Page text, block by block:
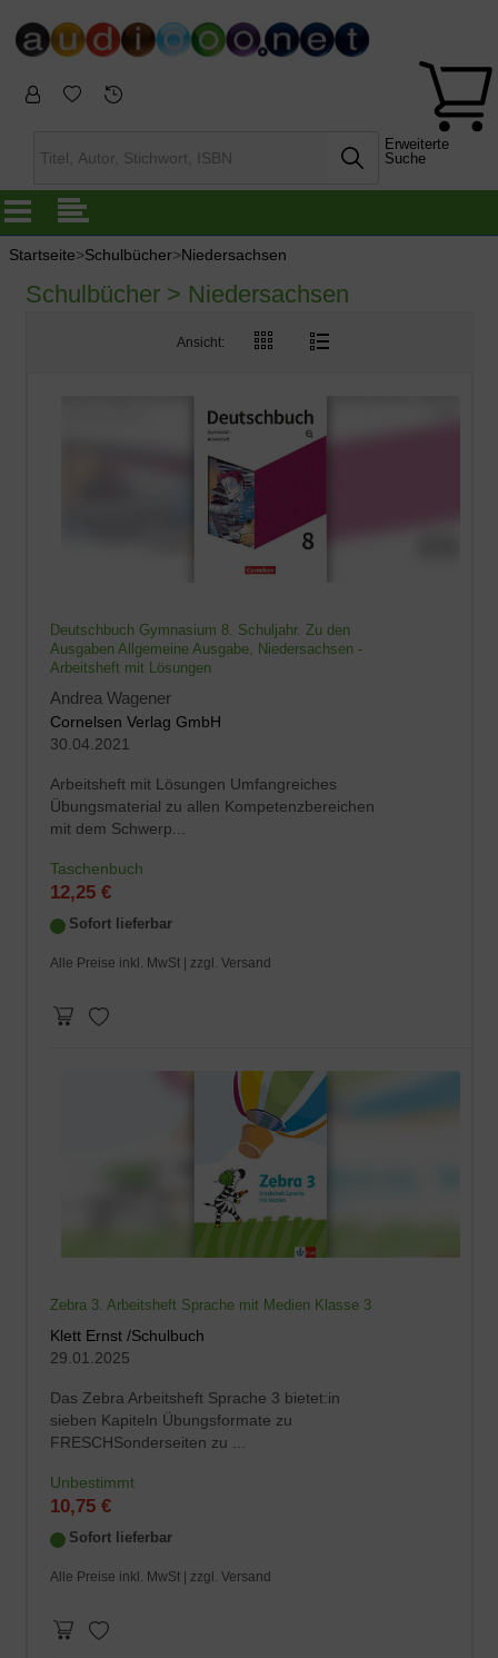
Erweiterte
Suche
Startseite>Schulbücher>Niedersachsen
Schulbücher > Niedersachsen
Ansicht:
Deutschbuch Gymnasium 8. Schuljahr. Zu den
Ausgaben Allgemeine Ausgabe, Niedersachsen -
Arbeitsheft mit Lösungen
Andrea Wagener
Cornelsen Verlag GmbH
30.04.2021
Arbeitsheft mit Lösungen Umfangreiches
Übungsmaterial zu allen Kompetenzbereichen
mit dem Schwerp...
Taschenbuch
12,25 €
Sofort lieferbar
Alle Preise inkl. MwSt | zzgl. Versand
Zebra 3. Arbeitsheft Sprache mit Medien Klasse 3
Klett Ernst /Schulbuch
29.01.2025
Das Zebra Arbeitsheft Sprache 3 bietet:in
sieben Kapiteln Übungsformate zu
FRESCHSonderseiten zu ...
Unbestimmt
10,75 €
Sofort lieferbar
Alle Preise inkl. MwSt | zzgl. Versand